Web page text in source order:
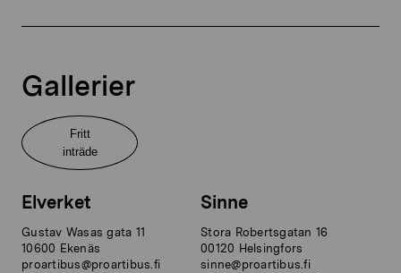
Gallerier
Fritt
inträde
Elverket
Gustav Wasas gata 11
10600 Ekenäs
proartibus@proartibus.fi
Sinne
Stora Robertsgatan 16
00120 Helsingfors
sinne@proartibus.fi